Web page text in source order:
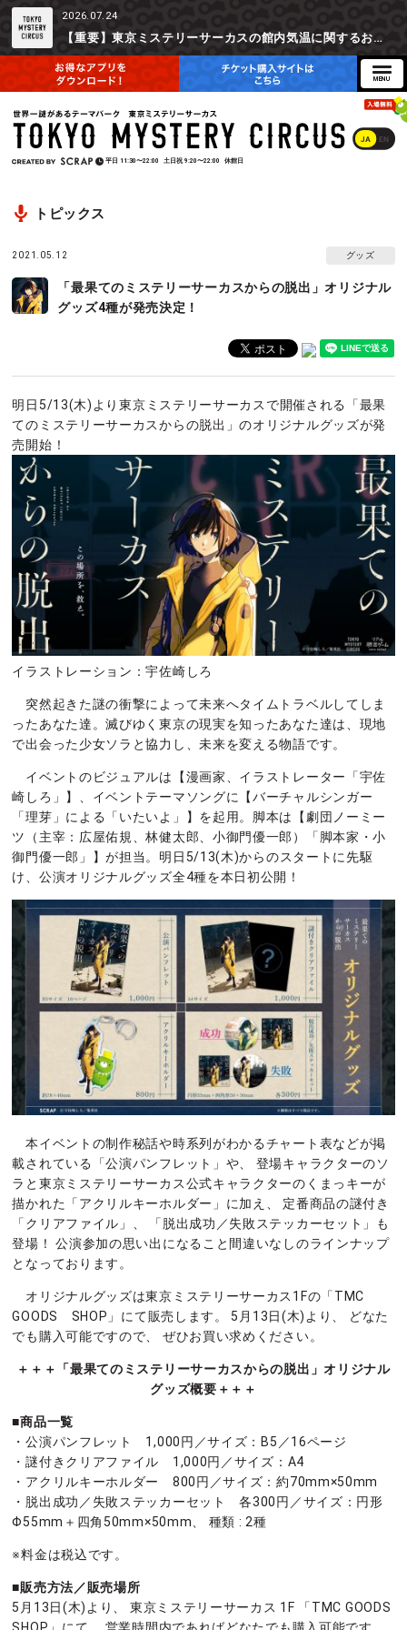
2026.07.24
【重要】東京ミステリーサーカスの館内気温に関するお詫びとご参加辞退時の返金対応について
JA EN
平日 11:30〜22:00 土日祝 9:20〜22:00 休館日
トピックス
2021.05.12 グッズ
「最果てのミステリーサーカスからの脱出」オリジナル
グッズ4種が発売決定！
明日5/13(木)より東京ミステリーサーカスで開催される「最果
てのミステリーサーカスからの脱出」のオリジナルグッズが発
売開始！
イラストレーション：宇佐崎しろ
突然起きた謎の衝撃によって未来へタイムトラベルしてしま
ったあなた達。滅びゆく東京の現実を知ったあなた達は、現地
で出会った少女ソラと協力し、未来を変える物語です。
イベントのビジュアルは【漫画家、イラストレーター「宇佐
崎しろ」】、イベントテーマソングに【バーチャルシンガー
「理芽」による「いたいよ」】を起用。脚本は【劇団ノーミー
ツ（主宰：広屋佑規、林健太郎、小御門優一郎）「脚本家・小
御門優一郎」】が担当。明日5/13(木)からのスタートに先駆
け、公演オリジナルグッズ全4種を本日初公開！
本イベントの制作秘話や時系列がわかるチャート表などが掲
載されている「公演パンフレット」や、 登場キャラクターのソ
ラと東京ミステリーサーカス公式キャラクターのくまっキーが
描かれた「アクリルキーホルダー」に加え、 定番商品の謎付き
「クリアファイル」、 「脱出成功／失敗ステッカーセット」も
登場！ 公演参加の思い出になること間違いなしのラインナップ
となっております。
オリジナルグッズは東京ミステリーサーカス1Fの「TMC
GOODS SHOP」にて販売します。 5月13日(木)より、 どなた
でも購入可能ですので、 ぜひお買い求めください。
＋＋＋「最果てのミステリーサーカスからの脱出」オリジナル
グッズ概要＋＋＋
■商品一覧
・公演パンフレット 1,000円／サイズ：B5／16ページ
・謎付きクリアファイル 1,000円／サイズ：A4
・アクリルキーホルダー 800円／サイズ：約70mm×50mm
・脱出成功／失敗ステッカーセット 各300円／サイズ：円形
Φ55mm＋四角50mm×50mm、 種類 : 2種
※料金は税込です。
■販売方法／販売場所
5月13日(木)より、 東京ミステリーサーカス 1F 「TMC GOODS